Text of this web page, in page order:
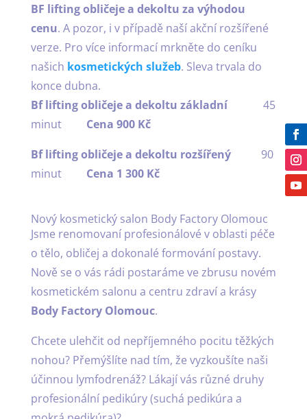
BF lifting obličeje a dekoltu za výhodou
cenu. A pozor, i v případě naší akční rozšířené
verze. Pro více informací mrkněte do ceníku
našich kosmetických služeb. Sleva trvala do
konce dubna.
Bf lifting obličeje a dekoltu základní45
minut Cena 900 Kč
Bf lifting obličeje a dekoltu rozšířený90
minut Cena 1 300 Kč
Nový kosmetický salon Body Factory Olomouc
Jsme renomovaní profesionálové v oblasti péče
o tělo, obličej a dokonalé formování postavy.
Nově se o vás rádi postaráme ve zbrusu novém
kosmetickém salonu a centru zdraví a krásy
Body Factory Olomouc.
Chcete ulehčit od nepříjemného pocitu těžkých
nohou? Přemýšlíte nad tím, že vyzkoušíte naši
účinnou lymfodrenáž? Lákají vás různé druhy
profesionální pedikúry (suchá pedikúra a